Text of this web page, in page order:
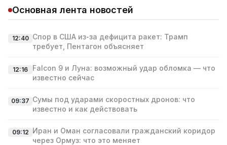
Основная лента новостей
12:40 Спор в США из‑за дефицита ракет: Трамп
требует, Пентагон объясняет
12:16
Falcon 9 и Луна: возможный удар обломка — что
известно сейчас
09:37 Сумы под ударами скоростных дронов: что
известно и как действовать
09:12 Иран и Оман согласовали гражданский коридор
через Ормуз: что это меняет